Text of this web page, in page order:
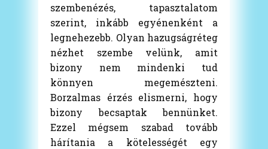
szembenézés, tapasztalatom
szerint, inkább egyénenként a
legnehezebb. Olyan hazugságréteg
nézhet szembe velünk, amit
bizony nem mindenki tud
könnyen megemészteni.
Borzalmas érzés elismerni, hogy
bizony becsaptak bennünket.
Ezzel mégsem szabad tovább
hárítania a kötelességét egy